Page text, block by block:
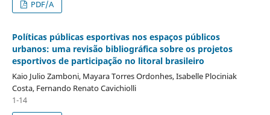
PDF/A
Políticas públicas esportivas nos espaços públicos
urbanos: uma revisão bibliográfica sobre os projetos
esportivos de participação no litoral brasileiro
Kaio Julio Zamboni, Mayara Torres Ordonhes, Isabelle Plociniak
Costa, Fernando Renato Cavichiolli
1-14